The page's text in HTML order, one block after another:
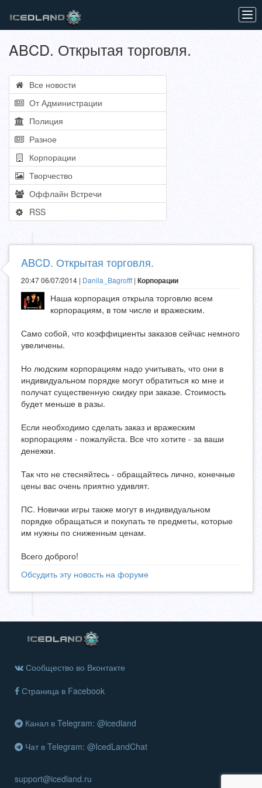
ABCD. Открытая торговля.
Все новости
От Администрации
Полиция
Разное
Корпорации
Творчество
Оффлайн Встречи
RSS
ABCD. Открытая торговля.
20:47 06/07/2014 | Danila_Bagrofff | Корпорации
Наша корпорация открыла торговлю всем
корпорациям, в том числе и вражеским.
Само собой, что коэффициенты заказов сейчас немного
увеличены.
Но людским корпорациям надо учитывать, что они в
индивидуальном порядке могут обратиться ко мне и
получат существенную скидку при заказе. Стоимость
будет меньше в разы.
Если необходимо сделать заказ и вражеским
корпорациям - пожалуйста. Все что хотите - за ваши
денежки.
Так что не стесняйтесь - обращайтесь лично, конечные
цены вас очень приятно удивлят.
ПС. Новички игры также могут в индивидуальном
порядке обращаться и покупать те предметы, которые
им нужны по сниженным ценам.
Всего доброго!
Обсудить эту новость на форуме
Сообщество во Вконтакте
Страница в Facebook
Канал в Telegram: @icedland
Чат в Telegram: @IcedLandChat
support@icedland.ru